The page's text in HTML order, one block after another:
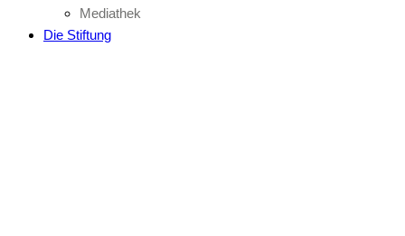
Mediathek
Die Stiftung